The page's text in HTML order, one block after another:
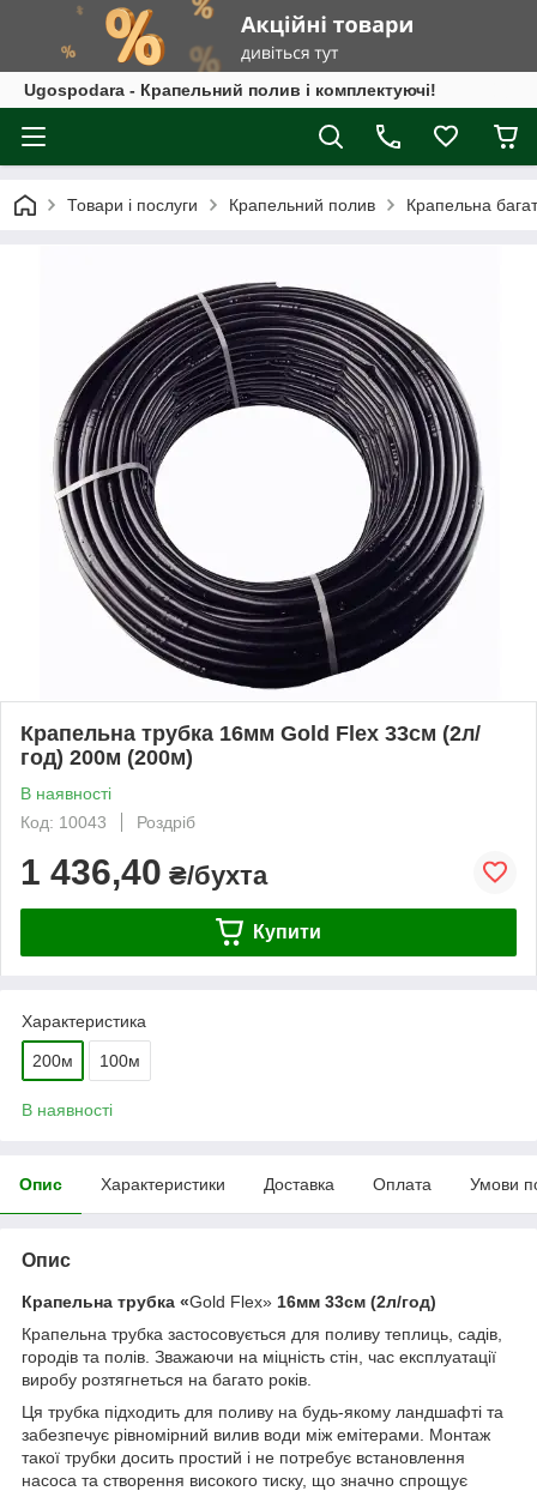
Ugospodara - Крапельний полив і комплектуючі!
Товари і послуги Крапельний полив Крапельна
Крапельна трубка 16мм Gold Flex 33см (2л/
год) 200м (200м)
В наявності
Код: 10043
Роздріб
1 436,40 ₴/бухта
Купити
Характеристика
200м 100м
В наявності
Опис Характеристики Доставка Оплата Умови
Опис
Крапельна трубка «Gold Flex» 16мм 33см (2л/год)
Крапельна трубка застосовується для поливу теплиць, садів,
городів та полів. Зважаючи на міцність стін, час експлуатації
виробу розтягнеться на багато років.
Ця трубка підходить для поливу на будь-якому ландшафті та
забезпечує рівномірний вилив води між емітерами. Монтаж
такої трубки досить простий і не потребує встановлення
насоса та створення високого тиску, що значно спрощує